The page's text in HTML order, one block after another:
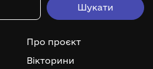
Про проєкт
Вікторини